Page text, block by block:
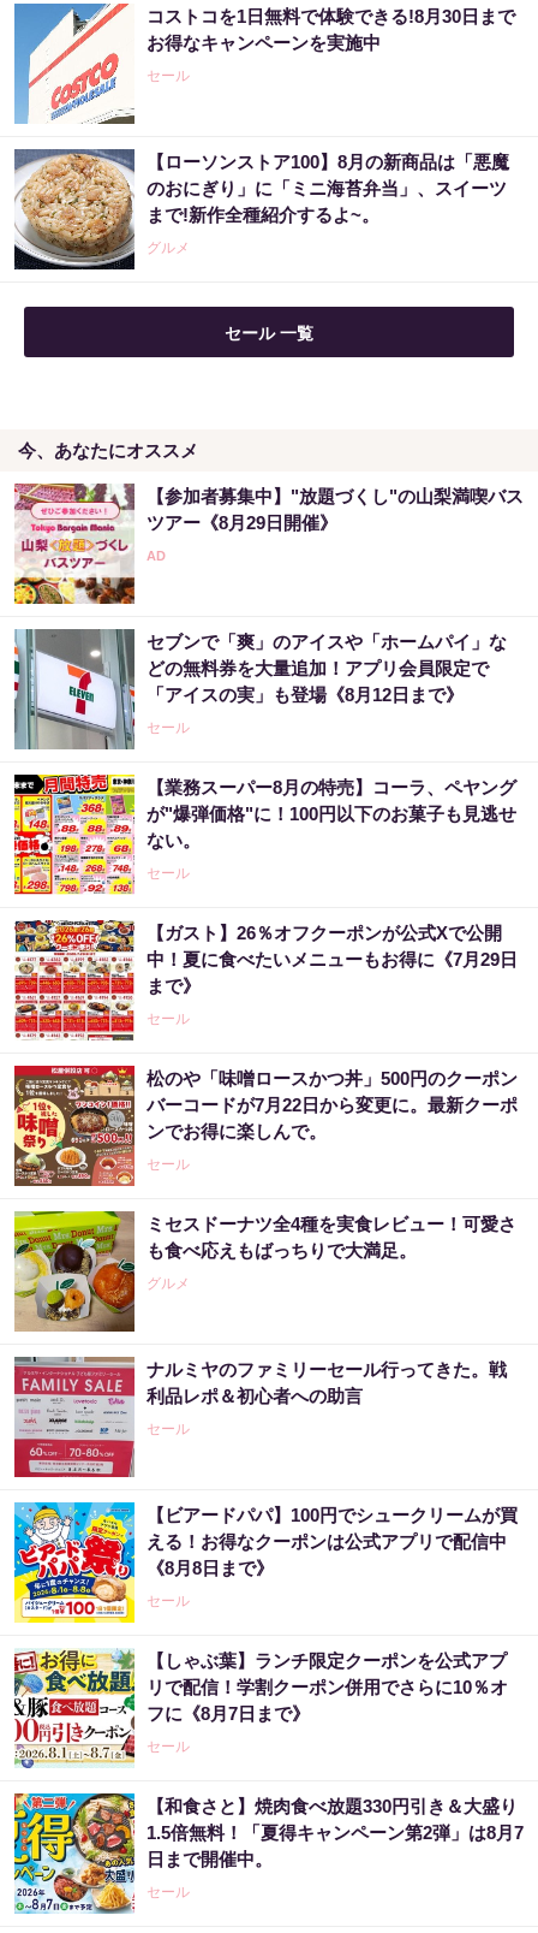
【宝くじ】このままの買い方で、本当に当た
ると思いますか
PR（合同会社デジタルファーム ）
「2027年の宝くじ当選者は〇〇です」占い師
が暴露
PR（合同会社デジタルファーム ）
コストコを1日無料で体験できる!8月30日まで
お得なキャンペーンを実施中
セール
【ローソンストア100】8月の新商品は「悪魔
のおにぎり」に「ミニ海苔弁当」、スイーツ
まで!新作全種紹介するよ~。
グルメ
セール 一覧
今、あなたにオススメ
【参加者募集中】"放題づくし"の山梨満喫バス
ツアー《8月29日開催》
セブンで「爽」のアイスや「ホームパイ」な
どの無料券を大量追加！アプリ会員限定で
「アイスの実」も登場《8月12日まで》
セール
【業務スーパー8月の特売】コーラ、ペヤング
が"爆弾価格"に！100円以下のお菓子も見逃せ
ない。
セール
【ガスト】26％オフクーポンが公式Xで公開
中！夏に食べたいメニューもお得に《7月29日
まで》
セール
松のや「味噌ロースかつ丼」500円のクーポン
バーコードが7月22日から変更に。最新クーポ
ンでお得に楽しんで。
セール
ミセスドーナツ全4種を実食レビュー！可愛さ
も食べ応えもばっちりで大満足。
グルメ
ナルミヤのファミリーセール行ってきた。戦
利品レポ＆初心者への助言
セール
【ビアードパパ】100円でシュークリームが買
える！お得なクーポンは公式アプリで配信中
《8月8日まで》
セール
【しゃぶ葉】ランチ限定クーポンを公式アプ
リで配信！学割クーポン併用でさらに10％オ
フに《8月7日まで》
セール
【和食さと】焼肉食べ放題330円引き＆大盛り
1.5倍無料！「夏得キャンペーン第2弾」は8月7
日まで開催中。
セール